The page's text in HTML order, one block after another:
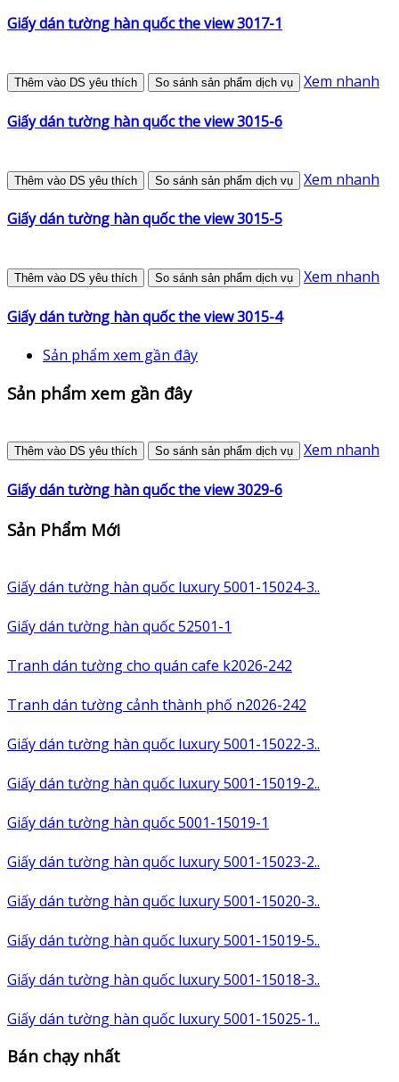
Giấy dán tường hàn quốc the view 3017-1
Thêm vào DS yêu thích So sánh sản phẩm dịch vụ Xem nhanh
Giấy dán tường hàn quốc the view 3015-6
Thêm vào DS yêu thích So sánh sản phẩm dịch vụ Xem nhanh
Giấy dán tường hàn quốc the view 3015-5
Thêm vào DS yêu thích So sánh sản phẩm dịch vụ Xem nhanh
Giấy dán tường hàn quốc the view 3015-4
Sản phẩm xem gần đây
Sản phẩm xem gần đây
Thêm vào DS yêu thích So sánh sản phẩm dịch vụ Xem nhanh
Giấy dán tường hàn quốc the view 3029-6
Sản Phẩm Mới
Giấy dán tường hàn quốc luxury 5001-15024-3..
Giấy dán tường hàn quốc 52501-1
Tranh dán tường cho quán cafe k2026-242
Tranh dán tường cảnh thành phố n2026-242
Giấy dán tường hàn quốc luxury 5001-15022-3..
Giấy dán tường hàn quốc luxury 5001-15019-2..
Giấy dán tường hàn quốc 5001-15019-1
Giấy dán tường hàn quốc luxury 5001-15023-2..
Giấy dán tường hàn quốc luxury 5001-15020-3..
Giấy dán tường hàn quốc luxury 5001-15019-5..
Giấy dán tường hàn quốc luxury 5001-15018-3..
Giấy dán tường hàn quốc luxury 5001-15025-1..
Bán chạy nhất